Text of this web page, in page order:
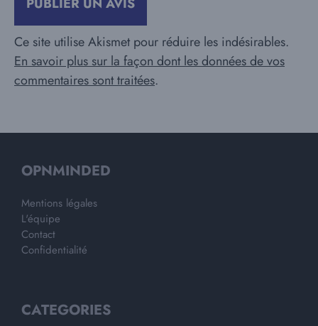
Ce site utilise Akismet pour réduire les indésirables.
En savoir plus sur la façon dont les données de vos
commentaires sont traitées.
OPNMINDED
Mentions légales
L'équipe
Contact
Confidentialité
CATEGORIES